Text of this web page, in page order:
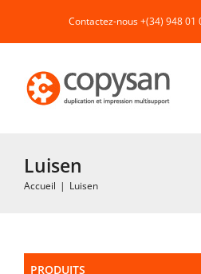
contenu
Contactez-nous +(34) 948 01
Luisen
Accueil | Luisen
PRODUITS